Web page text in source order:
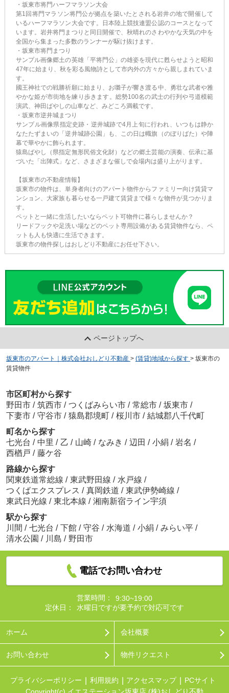
・坂東市将門ハーフマラソン大会
第1回将門マラソン将門公が拠点を築いたとされる岩井の地で開催して
いるハーフマラソン大会です。日本陸上競技連盟公認のコースとなって
います。岩井将門まつりと同日開催で、秋晴れのさわやかな天気の中を
全国から集まった多数のランナーが駆け抜けます。
・坂東市将門まつり
サンプル画像郷土の英雄「平将門公」の雄姿を現代に甦らせようと昭和
47年に始まり、秋を彩る風物詩として市内外の方々から親しまれていま
す。
國王神社での戦勝祈願に始まり、お囃子が響き渡る中、勇壮な武者や雅
やかな姫が市街地を練り歩きます。総勢100名の武士の行列や弓道模範
演武、神田ばやしの山車など、みどころ満載です。
・坂東市逆井城まつり
サンプル画像県指定史跡・逆井城跡で4月上旬に行われ、いつもは静か
なたたずまいの「逆井城跡公園」も、この日は幟旗（のぼりばた）や陣
幕で華やかに飾られます。
猿島ばやし（県指定無形民俗文化財）などの郷土芸能の演奏、伝承に基
づいた「出陣式」など、さまざまな催しで会場内は盛り上がります。
【坂東市の不動産情報】
坂東市の物件は、単身者向けのアパート物件からファミリー向け賃貸マ
ンション、大家族も暮らせる一戸建て賃貸まで様々な物件が見つかりま
す。
ペットと一緒に生活したいならペット可物件に暮らしませんか？
リードフックや足洗い場などのペット専用設備がある賃貸物件なら、ペ
ットも人も快適に生活できます。
坂東市の物件探しはおしどり不動産にお任せ下さい。
ページトップへ
坂東市のアパート｜株式会社おしどり不動産 > (賃貸)地域から探す > 坂東市の
賃貸物件
市区町村から探す
野田市 / 筑西市 / つくばみらい市 / 常総市 / 坂東市 /
下妻市 / 守谷市 / 猿島郡境町 / 桜川市 / 結城郡八千代町
町名から探す
七光台 / 中里 / 乙 / 山崎 / なみき / 辺田 / 小絹 / 岩名 /
西楢戸 / 藤ケ谷
路線から探す
関東鉄道常総線 / 東武野田線 / 水戸線 /
つくばエクスプレス / 真岡鉄道 / 東武伊勢崎線 /
東武日光線 / 東北本線 / 湘南新宿ライン宇須
駅から探す
川間 / 七光台 / 下館 / 守谷 / 水海道 / 小絹 / みらい平 /
清水公園 / 川島 / 野田市
電話でお問い合わせ
営業時間：
9:30~19:00
定休日：
水曜日ですが要予約で対応可です
ホーム 会社概要
お問い合わせ 物件リクエスト
プライバシーポリシー 利用規約 アクセスマップ
PCサイト